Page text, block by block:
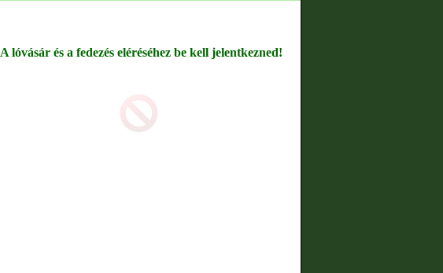
A lóvásár és a fedezés eléréséhez be kell jelentkezned!